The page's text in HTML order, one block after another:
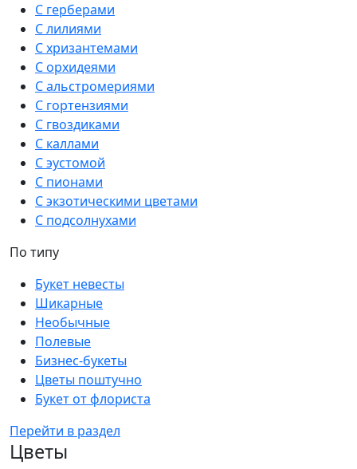
С герберами
С лилиями
С хризантемами
С орхидеями
С альстромериями
С гортензиями
С гвоздиками
С каллами
С эустомой
С пионами
С экзотическими цветами
С подсолнухами
По типу
Букет невесты
Шикарные
Необычные
Полевые
Бизнес-букеты
Цветы поштучно
Букет от флориста
Перейти в раздел
Цветы